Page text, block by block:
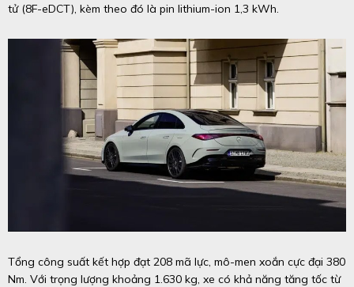
tử (8F-eDCT), kèm theo đó là pin lithium-ion 1,3 kWh.
Tổng công suất kết hợp đạt 208 mã lực, mô-men xoắn cực đại 380
Nm. Với trọng lượng khoảng 1.630 kg, xe có khả năng tăng tốc từ